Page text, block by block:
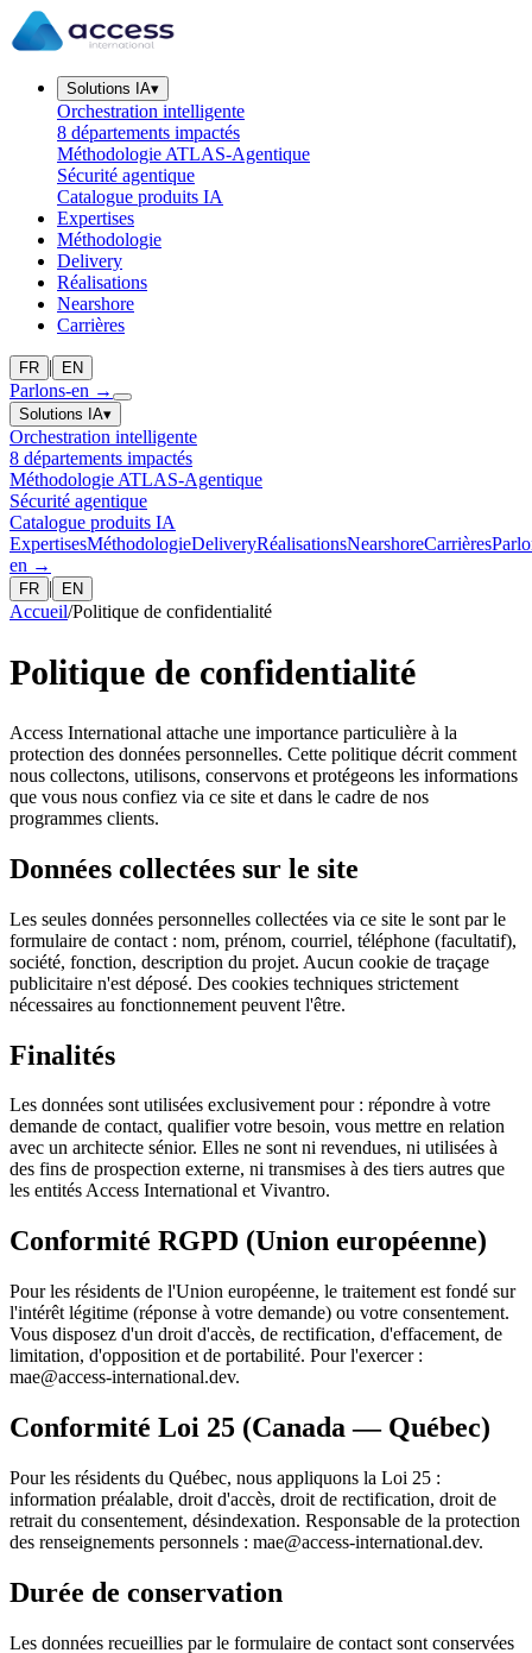
Solutions IA▾
Orchestration intelligente
8 départements impactés
Méthodologie ATLAS-Agentique
Sécurité agentique
Catalogue produits IA
Expertises
Méthodologie
Delivery
Réalisations
Nearshore
Carrières
FR | EN
Parlons-en →
Solutions IA▾
Orchestration intelligente
8 départements impactés
Méthodologie ATLAS-Agentique
Sécurité agentique
Catalogue produits IA
ExpertisesMéthodologieDeliveryRéalisationsNearshoreCarrières
en →
FR | EN
Accueil/Politique de confidentialité
Politique de confidentialité
Access International attache une importance particulière à la
protection des données personnelles. Cette politique décrit comment
nous collectons, utilisons, conservons et protégeons les informations
que vous nous confiez via ce site et dans le cadre de nos
programmes clients.
Données collectées sur le site
Les seules données personnelles collectées via ce site le sont par le
formulaire de contact : nom, prénom, courriel, téléphone (facultatif),
société, fonction, description du projet. Aucun cookie de traçage
publicitaire n'est déposé. Des cookies techniques strictement
nécessaires au fonctionnement peuvent l'être.
Finalités
Les données sont utilisées exclusivement pour : répondre à votre
demande de contact, qualifier votre besoin, vous mettre en relation
avec un architecte sénior. Elles ne sont ni revendues, ni utilisées à
des fins de prospection externe, ni transmises à des tiers autres que
les entités Access International et Vivantro.
Conformité RGPD (Union européenne)
Pour les résidents de l'Union européenne, le traitement est fondé sur
l'intérêt légitime (réponse à votre demande) ou votre consentement.
Vous disposez d'un droit d'accès, de rectification, d'effacement, de
limitation, d'opposition et de portabilité. Pour l'exercer :
mae@access-international.dev.
Conformité Loi 25 (Canada — Québec)
Pour les résidents du Québec, nous appliquons la Loi 25 :
information préalable, droit d'accès, droit de rectification, droit de
retrait du consentement, désindexation. Responsable de la protection
des renseignements personnels : mae@access-international.dev.
Durée de conservation
Les données recueillies par le formulaire de contact sont conservées